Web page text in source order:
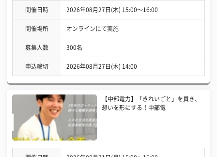
開催日時 2026年08月27日(木) 15:00〜16:00
開催場所 オンラインにて実施
募集人数 300名
申込締切 2026年08月27日(木) 14:00
【中部電力】「きれいごと」を貫き、
想いを形にする！中部電